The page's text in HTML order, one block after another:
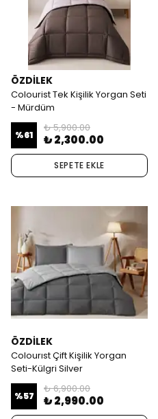
ÖZDİLEK
Colourist Tek Kişilik Yorgan Seti
- Mürdüm
%61
₺ 5,900.00
₺ 2,300.00
SEPETE EKLE
ÖZDİLEK
Colourıst Çift Kişilik Yorgan
Seti-Külgri Silver
%57
₺ 6,900.00
₺ 2,990.00